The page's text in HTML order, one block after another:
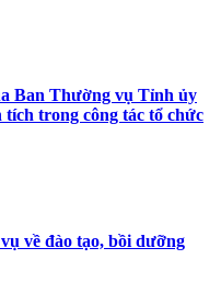
Ban Thường vụ Tỉnh ủy
tích trong công tác tổ chức
về đào tạo, bồi dưỡng